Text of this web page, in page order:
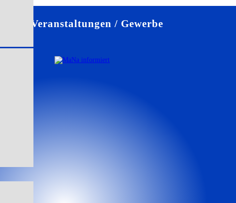
– Veranstaltungen / Gewerbe